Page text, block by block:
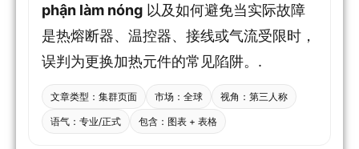
phận làm nóng 以及如何避免当实际故障
是热熔断器、温控器、接线或气流受限时，
误判为更换加热元件的常见陷阱。.
文章类型：集群页面 市场：全球 视角：第三人称
语气：专业/正式 包含：图表 + 表格